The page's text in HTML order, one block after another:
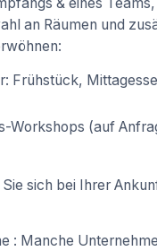
an Räumen und
Frühstück,
Workshops (auf
sich bei Ihrer
: Manche